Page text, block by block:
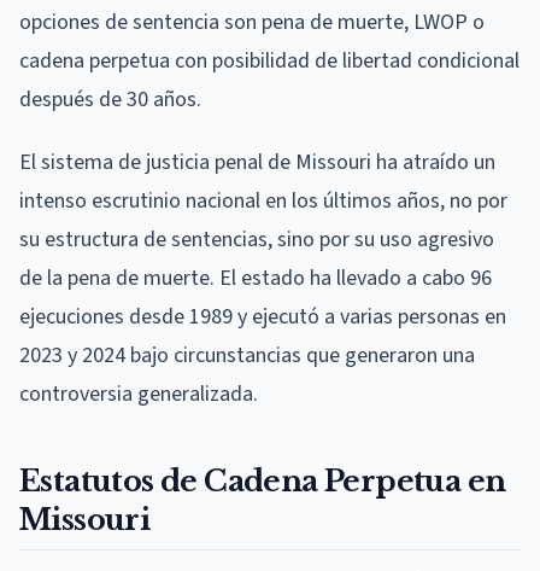
opciones de sentencia son pena de muerte, LWOP o
cadena perpetua con posibilidad de libertad condicional
después de 30 años.
El sistema de justicia penal de Missouri ha atraído un
intenso escrutinio nacional en los últimos años, no por
su estructura de sentencias, sino por su uso agresivo
de la pena de muerte. El estado ha llevado a cabo 96
ejecuciones desde 1989 y ejecutó a varias personas en
2023 y 2024 bajo circunstancias que generaron una
controversia generalizada.
Estatutos de Cadena Perpetua en
Missouri